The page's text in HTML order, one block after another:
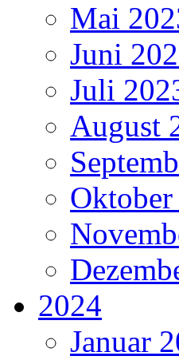
Mai
Juni
Juli
August
2024
Januar